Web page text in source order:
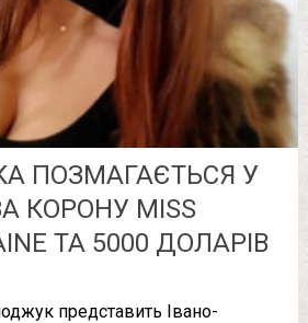
ПОЗМАГАЄТЬСЯ У
КОРОНУ MISS
ТА 5000 ДОЛАРІВ
представить Івано-